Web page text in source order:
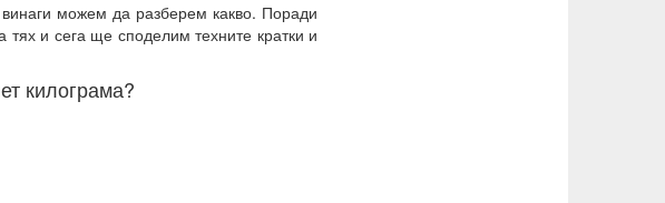
можем да разберем какво. Поради
и сега ще споделим техните кратки и
килограма?